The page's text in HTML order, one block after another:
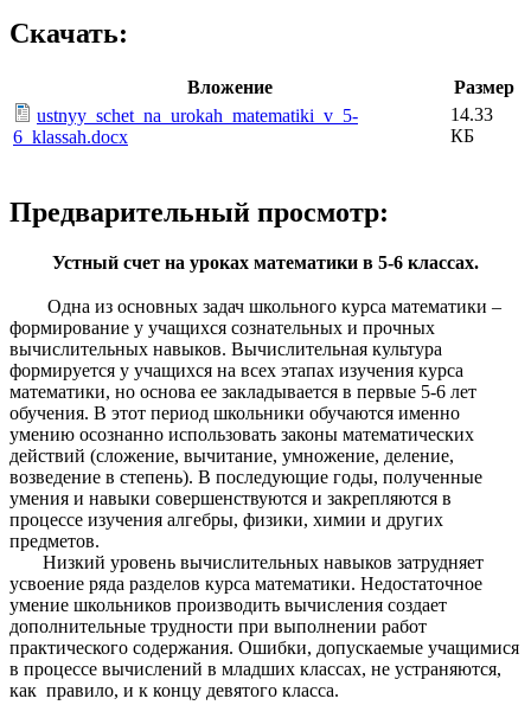
Скачать:
Вложение
Размер
ustnyy_schet_na_urokah_matematiki_v_5-
6_klassah.docx
14.33
КБ
Предварительный просмотр:
Устный счет на уроках математики в 5-6 классах.
Одна из основных задач школьного курса математики –
формирование у учащихся сознательных и прочных
вычислительных навыков. Вычислительная культура
формируется у учащихся на всех этапах изучения курса
математики, но основа ее закладывается в первые 5-6 лет
обучения. В этот период школьники обучаются именно
умению осознанно использовать законы математических
действий (сложение, вычитание, умножение, деление,
возведение в степень). В последующие годы, полученные
умения и навыки совершенствуются и закрепляются в
процессе изучения алгебры, физики, химии и других
предметов.
Низкий уровень вычислительных навыков затрудняет
усвоение ряда разделов курса математики. Недостаточное
умение школьников производить вычисления создает
дополнительные трудности при выполнении работ
практического содержания. Ошибки, допускаемые учащимися
в процессе вычислений в младших классах, не устраняются,
как правило, и к концу девятого класса.